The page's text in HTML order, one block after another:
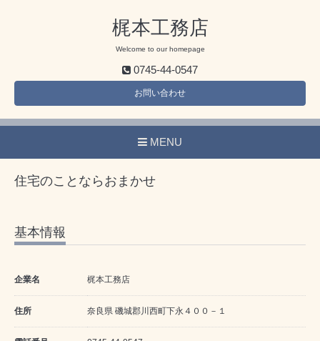
梶本工務店
Welcome to our homepage
0745-44-0547
お問い合わせ
MENU
住宅のことならおまかせ
基本情報
企業名 梶本工務店
住所 奈良県 磯城郡川西町下永４００－１